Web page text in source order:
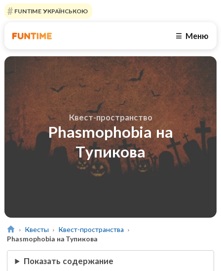
FUNTIME УКРАЇНСЬКОЮ
☰ Меню
Квест-пространство
Phasmophobia на
Тупикова
Квесты
Квест-пространства
Phasmophobia на Тупикова
Показать содержание